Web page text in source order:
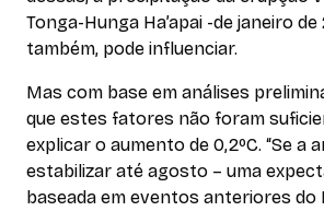
Tonga-Hunga Ha’apai -de janeiro de
também, pode influenciar.
Mas com base em análises
que estes fatores não foram
explicar o aumento de 0,2ºC. “Se a
estabilizar até agosto – uma
baseada em eventos anteriores do